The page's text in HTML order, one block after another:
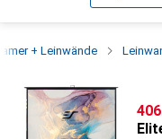
+ Leinwände